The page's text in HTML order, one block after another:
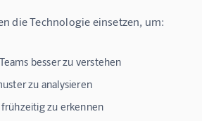
die Technologie einsetzen, um:
besser zu verstehen
zu analysieren
zu erkennen